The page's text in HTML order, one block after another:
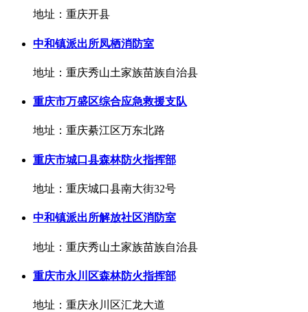
地址：重庆开县
中和镇派出所凤栖消防室
地址：重庆秀山土家族苗族自治县
重庆市万盛区综合应急救援支队
地址：重庆綦江区万东北路
重庆市城口县森林防火指挥部
地址：重庆城口县南大街32号
中和镇派出所解放社区消防室
地址：重庆秀山土家族苗族自治县
重庆市永川区森林防火指挥部
地址：重庆永川区汇龙大道